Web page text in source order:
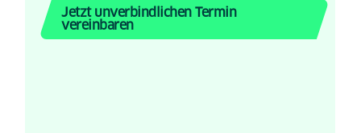
Jetzt unverbindlichen Termin
vereinbaren